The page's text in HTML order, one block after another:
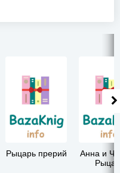
Рыцарь прерий
Анна и